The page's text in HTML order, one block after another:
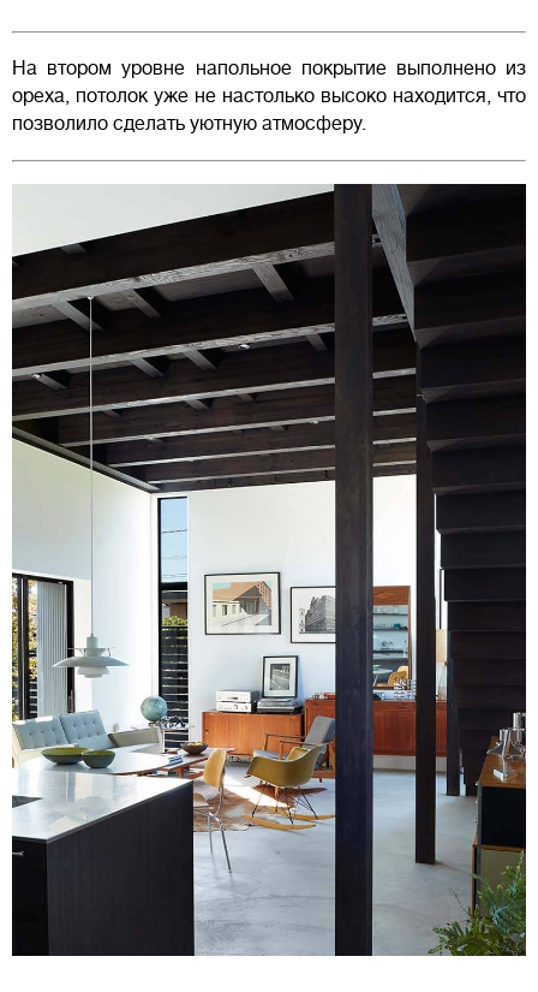
На втором уровне напольное покрытие выполнено из
ореха, потолок уже не настолько высоко находится, что
позволило сделать уютную атмосферу.